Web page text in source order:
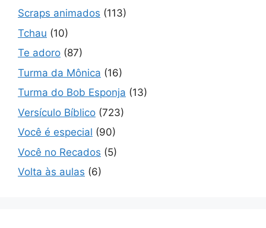
Scraps animados (113)
Tchau (10)
Te adoro (87)
Turma da Mônica (16)
Turma do Bob Esponja (13)
Versículo Bíblico (723)
Você é especial (90)
Você no Recados (5)
Volta às aulas (6)